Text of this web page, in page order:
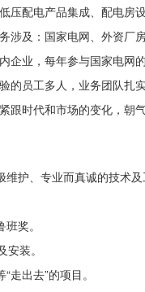
配电产品集成、配电房
及：国家电网、外资厂
企业，每年参与国家电网
员工多人，业务团队扎
时代和市场的变化，朝
护、专业而真诚的技术
奖。
装。
“走出去”的项目。